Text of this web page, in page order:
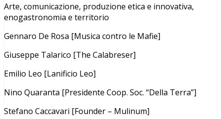
Arte, comunicazione, produzione etica e innovativa,
enogastronomia e territorio
Gennaro De Rosa [Musica contro le Mafie]
Giuseppe Talarico [The Calabreser]
Emilio Leo [Lanificio Leo]
Nino Quaranta [Presidente Coop. Soc. “Della Terra”]
Stefano Caccavari [Founder – Mulinum]